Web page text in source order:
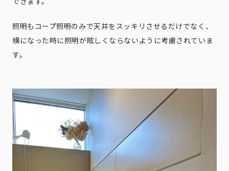
照明もコープ照明のみで天井をスッキリさせるだけでなく、
横になった時に照明が眩しくならないように考慮されていま
す。